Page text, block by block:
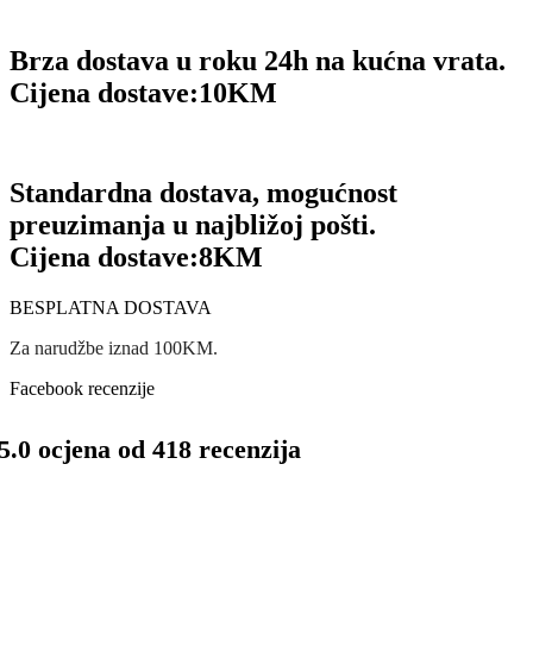
Brza dostava u roku 24h na kućna vrata.
Cijena dostave:10KM
Standardna dostava, mogućnost
preuzimanja u najbližoj pošti.
Cijena dostave:8KM
BESPLATNA DOSTAVA
Za narudžbe iznad 100KM.
Facebook recenzije
ocjena od 418 recenzija